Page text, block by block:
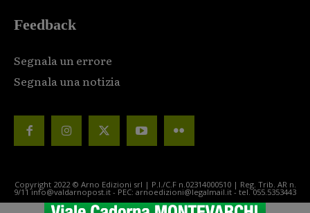
Feedback
Segnala un errore
Segnala una notizia
Copyright 2022 © Arno Edizioni srl | P.I./C.F n.02314000510 | Reg. Trib. AR n.
9/11 info@valdarnopost.it - PEC: arnoedizioni@legalmail.it - tel. 055.5353443